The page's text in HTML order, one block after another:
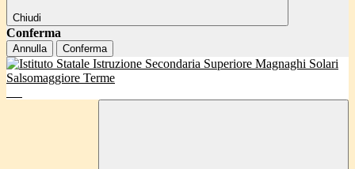
Chiudi
Conferma
Annulla Conferma